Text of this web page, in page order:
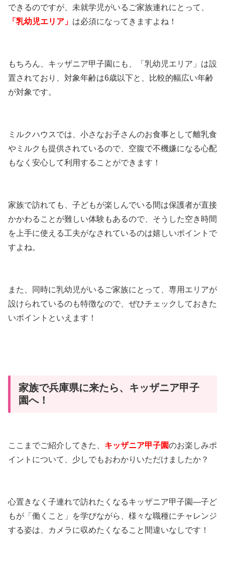
できるのですが、未就学児がいるご家族連れにとって、
「乳幼児エリア」 は必須になってきますよね！
もちろん、キッザニア甲子園にも、「乳幼児エリア」は設
置されており、対象年齢は6歳以下と、比較的幅広い年齢
が対象です。
ミルクハウスでは、小さなお子さんのお食事として離乳食
やミルクも提供されているので、空腹で不機嫌になる心配
もなく安心して利用することができます！
家族で訪れても、子どもが楽しんでいる間は保護者が直接
かかわることが難しい体験もあるので、そうした空き時間
を上手に使える工夫がなされているのは嬉しいポイントで
すよね。
また、同時に乳幼児がいるご家族にとって、専用エリアが
設けられているのも特徴なので、ぜひチェックしておきた
いポイントといえます！
家族で兵庫県に来たら、キッザニア甲子
園へ！
ここまでご紹介してきた、 キッザニア甲子園のお楽しみポ
イントについて、少しでもおわかりいただけましたか？
心置きなく子連れで訪れたくなるキッザニア甲子園―子ど
もが「働くこと」を学びながら、様々な職種にチャレンジ
する姿は、カメラに収めたくなること間違いなしです！